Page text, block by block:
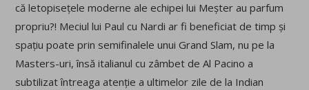
că letopisețele moderne ale echipei lui Meșter au parfum
propriu?! Meciul lui Paul cu Nardi ar fi beneficiat de timp și
spațiu poate prin semifinalele unui Grand Slam, nu pe la
Masters-uri, însă italianul cu zâmbet de Al Pacino a
subtilizat întreaga atenție a ultimelor zile de la Indian